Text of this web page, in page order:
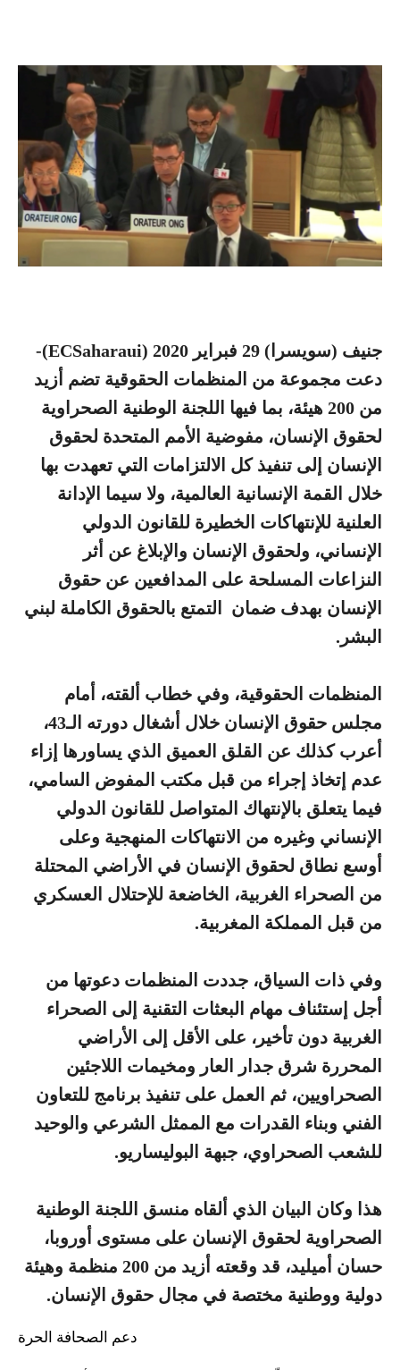
جنيف (سويسرا) 29 فبراير 2020 (ECSaharaui)-
دعت مجموعة من المنظمات الحقوقية تضم أزيد
من 200 هيئة، بما فيها اللجنة الوطنية الصحراوية
لحقوق الإنسان، مفوضية الأمم المتحدة لحقوق
الإنسان إلى تنفيذ كل الالتزامات التي تعهدت بها
خلال القمة الإنسانية العالمية، ولا سيما الإدانة
العلنية للإنتهاكات الخطيرة للقانون الدولي
الإنساني، ولحقوق الإنسان والإبلاغ عن أثر
النزاعات المسلحة على المدافعين عن حقوق
الإنسان بهدف ضمان التمتع بالحقوق الكاملة لبني
البشر.
المنظمات الحقوقية، وفي خطاب ألقته، أمام
مجلس حقوق الإنسان خلال أشغال دورته الـ43،
أعرب كذلك عن القلق العميق الذي يساورها إزاء
عدم إتخاذ إجراء من قبل مكتب المفوض السامي،
فيما يتعلق بالإنتهاك المتواصل للقانون الدولي
الإنساني وغيره من الانتهاكات المنهجية وعلى
أوسع نطاق لحقوق الإنسان في الأراضي المحتلة
من الصحراء الغربية، الخاضعة للإحتلال العسكري
من قبل المملكة المغربية.
وفي ذات السياق، جددت المنظمات دعوتها من
أجل إستئناف مهام البعثات التقنية إلى الصحراء
الغربية دون تأخير، على الأقل إلى الأراضي
المحررة شرق جدار العار ومخيمات اللاجئين
الصحراويين، ثم العمل على تنفيذ برنامج للتعاون
الفني وبناء القدرات مع الممثل الشرعي والوحيد
للشعب الصحراوي، جبهة البوليساريو.
هذا وكان البيان الذي ألقاه منسق اللجنة الوطنية
الصحراوية لحقوق الإنسان على مستوى أوروبا،
حسان أميليد، قد وقعته أزيد من 200 منظمة وهيئة
دولية ووطنية مختصة في مجال حقوق الإنسان.
دعم الصحافة الحرة